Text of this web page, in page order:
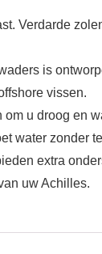
Verdarde
is
vissen.
om u droog en
water zonder
extra
uw Achilles.